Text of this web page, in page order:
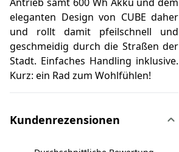
eleganten Design von CUBE daher
und rollt damit pfeilschnell und
geschmeidig durch die Straßen der
Stadt. Einfaches Handling inklusive.
Kurz: ein Rad zum Wohlfühlen!
Kundenrezensionen